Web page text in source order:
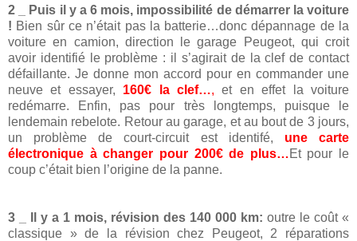
2 _
Puis il y a 6 mois, impossibilité de démarrer la voiture
! Bien sûr ce n’était pas la batterie…donc dépannage de la
voiture en camion, direction le garage Peugeot, qui croit
avoir identifié le problème : il s’agirait de la clef de contact
défaillante. Je donne mon accord pour en commander une
neuve et essayer, 160€ la clef…, et en effet la voiture
redémarre. Enfin, pas pour très longtemps, puisque le
lendemain rebelote. Retour au garage, et au bout de 3 jours,
un problème de court-circuit est identifé, une carte
électronique à changer pour 200€ de plus…Et pour le
coup c’était bien l’origine de la panne.
3 _ Il y a 1 mois, révision des 140 000 km: outre le coût «
classique » de la révision chez Peugeot, 2 réparations